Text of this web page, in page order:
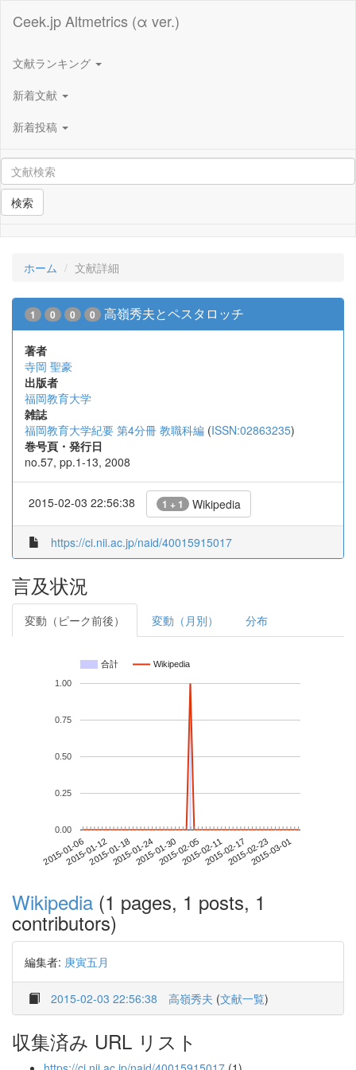
Ceek.jp Altmetrics (α ver.)
文献ランキング
新着文献
新着投稿
検索
ホーム 文献詳細
1 0 0 0 高嶺秀夫とペスタロッチ
著者
寺岡 聖豪
出版者
福岡教育大学
雑誌
福岡教育大学紀要 第4分冊 教職科編 (ISSN:02863235)
巻号頁・発行日
no.57, pp.1-13, 2008
2015-02-03 22:56:38 1 + 1 Wikipedia
https://ci.nii.ac.jp/naid/40015915017
言及状況
変動（ピーク前後） 変動（月別） 分布
合計 Wikipedia
2015-01-062015-01-122015-01-182015-01-242015-01-302015-02-052015-02-112015-02-172015-02-232015-03-01
0.00
0.25
0.50
0.75
1.00
Wikipedia (1 pages, 1 posts, 1
contributors)
編集者: 庚寅五月
2015-02-03 22:56:38 高嶺秀夫 (文献一覧)
収集済み URL リスト